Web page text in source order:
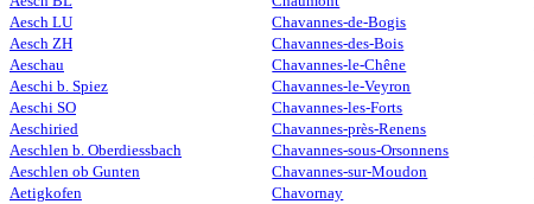
Aesch LU
Aesch ZH
Aeschau
Aeschi b. Spiez
Aeschi SO
Aeschiried
Aeschlen b. Oberdiessbach
Aeschlen ob Gunten
Aetigkofen
Chavannes-de-Bogis
Chavannes-des-Bois
Chavannes-le-Chêne
Chavannes-le-Veyron
Chavannes-les-Forts
Chavannes-près-Renens
Chavannes-sous-Orsonnens
Chavannes-sur-Moudon
Chavornay